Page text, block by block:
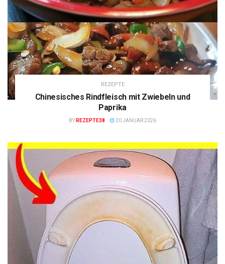
REZEPTE
Chinesisches Rindfleisch mit Zwiebeln und
Paprika
BY REZEPTE38 20 JANUAR 2026